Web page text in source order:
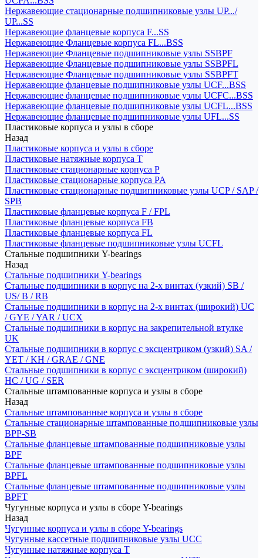
Нержавеющие стационарные подшипниковые узлы UP.../
UP...SS
Нержавеющие фланцевые корпуса F...SS
Нержавеющие Фланцевые корпуса FL...BSS
Нержавеющие Фланцевые подшипниковые узлы SSBPF
Нержавеющие Фланцевые подшипниковые узлы SSBPFL
Нержавеющие Фланцевые подшипниковые узлы SSBPFT
Нержавеющие фланцевые подшипниковые узлы UCF...BSS
Нержавеющие фланцевые подшипниковые узлы UCFC...BSS
Нержавеющие фланцевые подшипниковые узлы UCFL...BSS
Нержавеющие фланцевые подшипниковые узлы UFL...SS
Пластиковые корпуса и узлы в сборе
Назад
Пластиковые корпуса и узлы в сборе
Пластиковые натяжные корпуса T
Пластиковые стационарные корпуса P
Пластиковые стационарные корпуса PA
Пластиковые стационарные подшипниковые узлы UCP / SAP /
SPB
Пластиковые фланцевые корпуса F / FPL
Пластиковые фланцевые корпуса FB
Пластиковые фланцевые корпуса FL
Пластиковые фланцевые подшипниковые узлы UCFL
Стальные подшипники Y-bearings
Назад
Стальные подшипники Y-bearings
Стальные подшипники в корпус на 2-х винтах (узкий) SB /
US/ B / RB
Стальные подшипники в корпус на 2-х винтах (широкий) UC
/ GYE / YAR / UCX
Стальные подшипники в корпус на закрепительной втулке
UK
Стальные подшипники в корпус с эксцентриком (узкий) SA /
YET / KH / GRAE / GNE
Стальные подшипники в корпус с эксцентриком (широкий)
HC / UG / SER
Стальные штампованные корпуса и узлы в сборе
Назад
Стальные штампованные корпуса и узлы в сборе
Стальные стационарные штампованные подшипниковые узлы
BPP-SB
Стальные фланцевые штампованные подшипниковые узлы
BPF
Стальные фланцевые штампованные подшипниковые узлы
BPFL
Стальные фланцевые штампованные подшипниковые узлы
BPFT
Чугунные корпуса и узлы в сборе Y-bearings
Назад
Чугунные корпуса и узлы в сборе Y-bearings
Чугунные кассетные подшипниковые узлы UCC
Чугунные натяжные корпуса T